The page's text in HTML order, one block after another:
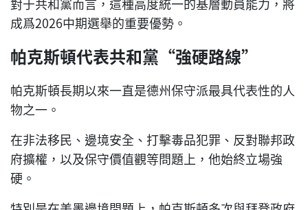
對于共和黨而言，這種高度統一的基層動員能力，將
成爲2026中期選舉的重要優勢。
帕克斯頓代表共和黨“強硬路線”
帕克斯頓長期以來一直是德州保守派最具代表性的人
物之一。
在非法移民、邊境安全、打擊毒品犯罪、反對聯邦政
府擴權，以及保守價值觀等問題上，他始終立場強
硬。